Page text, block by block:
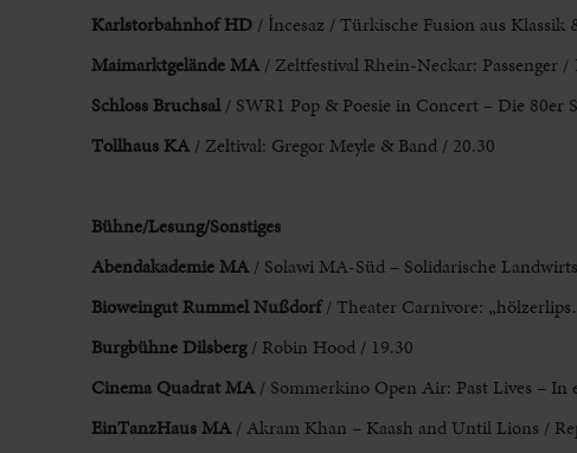
Karlstorbahnhof HD / İncesaz / Türkische Fusion aus Klassik
Maimarktgelände MA/ Zeltfestival Rhein-Neckar: Passenger /
Schloss Bruchsal / SWR1 Pop &Poesie in Concert – Die 80er
Tollhaus KA/ Zeltival: Gregor Meyle & Band / 20.30
Bühne/Lesung/Sonstiges
Abendakademie MA / SolawiMA-Süd – Solidarische
Bioweingut Rummel Nußdorf / Theater Carnivore:
Burgbühne Dilsberg/Robin Hood / 19.30
Cinema Quadrat MA / Sommerkino Open Air: Past Lives – In
EinTanzHaus MA /Akram Khan – Kaash and Until Lions /